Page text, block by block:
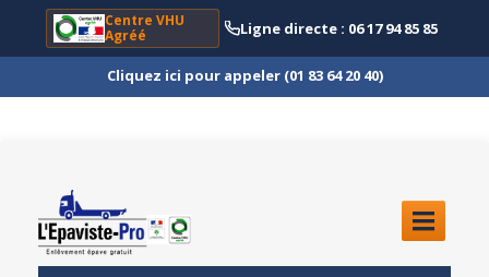
Centre VHU
Agréé
Ligne directe : 06 17 94 85 85
Cliquez ici pour appeler (01 83 64 20 40)